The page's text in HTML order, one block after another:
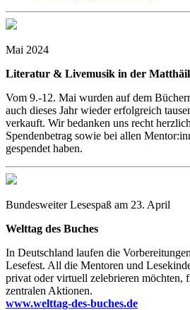
Mai 2024
Literatur & Livemusik in der
Vom 9.-12. Mai wurden auf dem
auch dieses Jahr wieder erfolgreich
verkauft. Wir bedanken uns recht
Spendenbetrag sowie bei allen
gespendet haben.
Bundesweiter Lesespaß am 23. April
Welttag des Buches
In Deutschland laufen die
Lesefest. All die Mentoren und
privat oder virtuell zelebrieren möchten,
zentralen Aktionen.
www.welttag-des-buches.de